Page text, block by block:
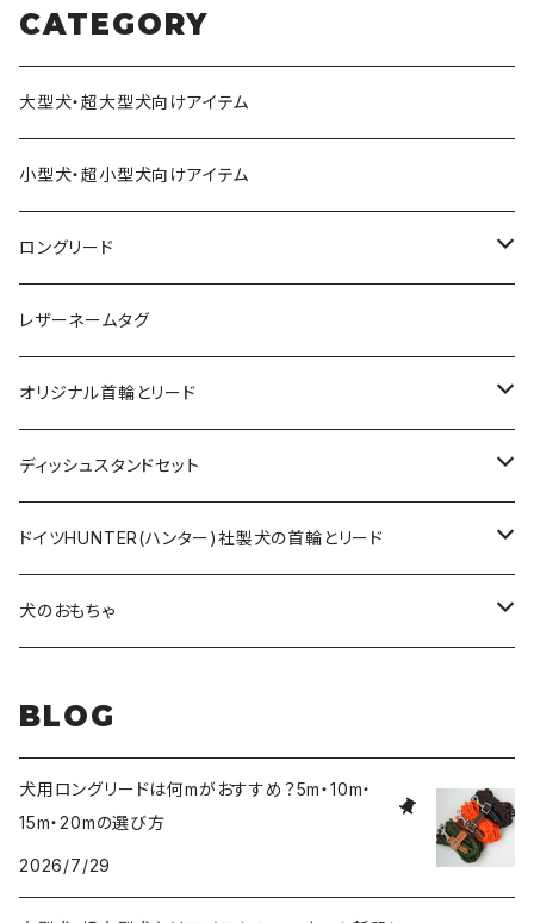
CATEGORY
大型犬・超大型犬向けアイテム
小型犬・超小型犬向けアイテム
ロングリード
オリジナル軽量ロングリード
オリジナルロングリード
レザーネームタグ
オリジナル首輪とリード
ロープとヌメ革の首輪とリード
ヌメ革の首輪とリード
アニリンレザーの首輪とリード
ディッシュスタンドセット
無垢の木とステンレスのディッシュスタンドセット
超小型犬〜中型犬サイズ
無垢の木と陶器のディッシュスタンドセット
ドイツHUNTER(ハンター)社製犬の首輪とリード
HUNTER(ハンター）社製首輪
HUNTER（ハンター）社製スリップリード
JOKKE（フィンランド・ヨッケ）製首輪
犬のおもちゃ
ボールのおもちゃ
ぬいぐるみおもちゃ
水に浮くおもちゃ
BLOG
犬用ロングリードは何mがおすすめ？5m・10m・
15m・20mの選び方
2026/7/29